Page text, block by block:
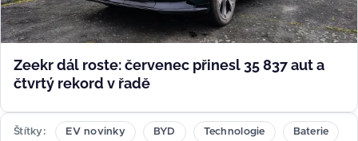
Zeekr dál roste: červenec přinesl 35 837 aut a
čtvrtý rekord v řadě
Štítky EV novinky BYD Technologie Baterie